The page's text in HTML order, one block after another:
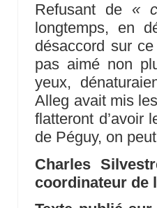
Refusant de «
longtemps, en
désaccord sur
pas aimé non
yeux,
Alleg avait mis
flatteront d’avoir
de Péguy, on
Charles
coordinateur de